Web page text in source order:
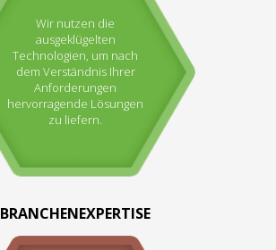
Wir nutzen die
ausgeklügelten
Technologien, um nach
dem Verständnis Ihrer
Anforderungen
hervorragende Lösungen
zu liefern.
BRANCHENEXPERTISE